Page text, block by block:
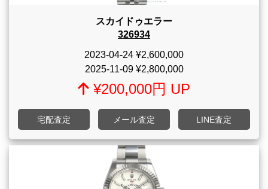
スカイドゥエラー
326934
2023-04-24 ¥2,600,000
2025-11-09¥2,800,000
¥200,000円 UP
宅配査定 メール査定 LINE査定